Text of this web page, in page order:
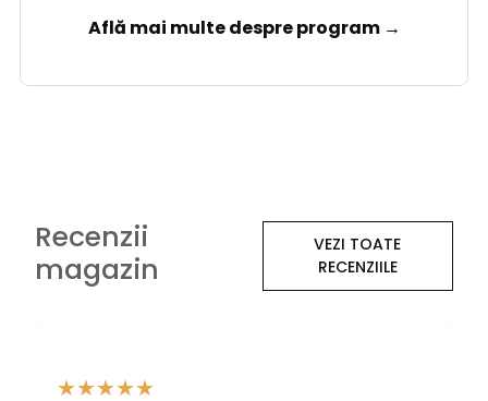
Află mai multe despre program →
Recenzii
magazin
VEZI TOATE
RECENZIILE